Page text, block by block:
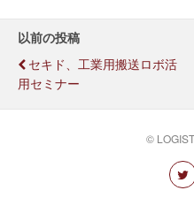
以前の投稿
セキド、工業用搬送ロボ活
用セミナー
©